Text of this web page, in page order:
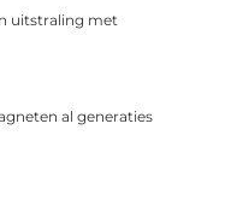
uitstraling met
al generaties